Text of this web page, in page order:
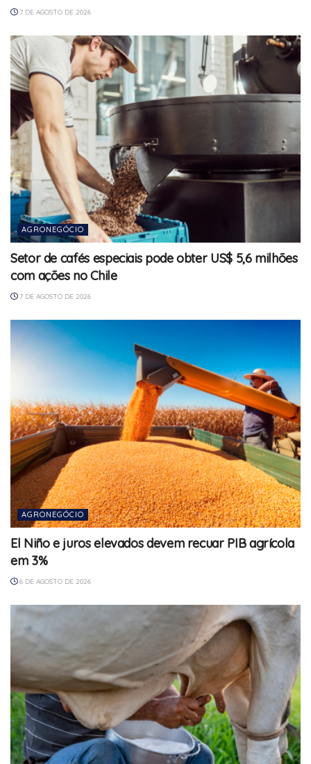
7 DE AGOSTO DE 2026
AGRONEGÓCIO
Setor de cafés especiais pode obter US$ 5,6 milhões
com ações no Chile
7 DE AGOSTO DE 2026
AGRONEGÓCIO
El Niño e juros elevados devem recuar PIB agrícola
em 3%
6 DE AGOSTO DE 2026